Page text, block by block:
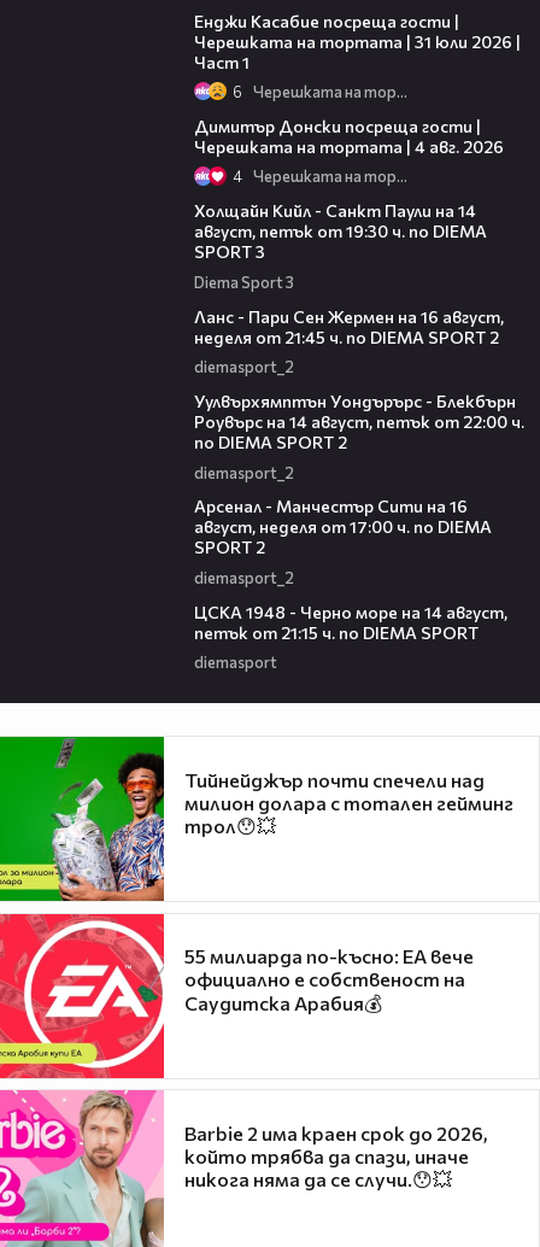
Енджи Касабие посреща гости |
Черешката на тортата | 31 юли 2026 |
Част 1
6 Черешката на тортата
Димитър Донски посреща гости |
Черешката на тортата | 4 авг. 2026
4 Черешката на тортата
Холщайн Кийл - Санкт Паули на 14
август, петък от 19:30 ч. по DIEMA
SPORT 3
Diema Sport 3
Ланс - Пари Сен Жермен на 16 август,
неделя от 21:45 ч. по DIEMA SPORT 2
diemasport_2
Уулвърхямптън Уондърърс - Блекбърн
Роувърс на 14 август, петък от 22:00 ч.
по DIEMA SPORT 2
diemasport_2
Арсенал - Манчестър Сити на 16
август, неделя от 17:00 ч. по DIEMA
SPORT 2
diemasport_2
ЦСКА 1948 - Черно море на 14 август,
петък от 21:15 ч. по DIEMA SPORT
diemasport
Тийнейджър почти спечели над
милион долара с тотален гейминг
трол😯💥
55 милиарда по-късно: EA вече
официално е собственост на
Саудитска Арабия💰
Barbie 2 има краен срок до 2026,
който трябва да спази, иначе
никога няма да се случи.😯💥